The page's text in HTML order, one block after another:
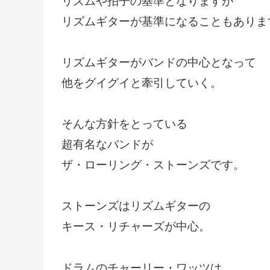
リズムギターが基準になることもあり
リズムギターがバンドの中心となって
他をグイグイと牽引していく。
そんな方針をとっている
超有名なバンドが
ザ・ローリング・ストーンズです。
ストーンズはリズムギターの
キース・リチャーズが中心。